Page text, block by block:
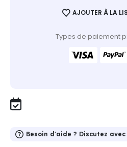
AJOUTER À LA
Types de paiement
Besoin d'aide ? Discutez